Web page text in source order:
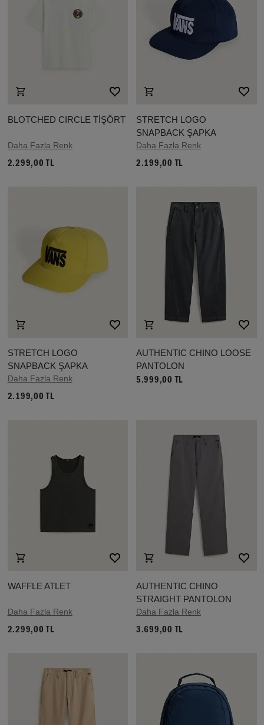
BLOTCHED CIRCLE TİŞÖRT
Daha Fazla Renk
2.299,00 TL
STRETCH LOGO
SNAPBACK ŞAPKA
Daha Fazla Renk
2.199,00 TL
STRETCH LOGO
SNAPBACK ŞAPKA
Daha Fazla Renk
2.199,00 TL
AUTHENTIC CHINO LOOSE
PANTOLON
5.999,00 TL
WAFFLE ATLET
Daha Fazla Renk
2.299,00 TL
AUTHENTIC CHINO
STRAIGHT PANTOLON
Daha Fazla Renk
3.699,00 TL